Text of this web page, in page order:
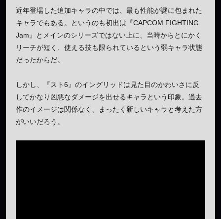
近年登場した追加キャラの中では、最も性能が謎に包まれた
キャラでもある。というのも初出は『CAPCOM FIGHTING
Jam』とメインのシリーズではない上に、当時からとにかく
リーチが短く、使える技も限られているという弱キャラ状態
だったからだ。
しかし、『スト6』のイングリッドは見た目のかわいさに反
してかなり凶悪なダメージを出せるキャラという印象。過去
作のイメージは関係なく、まったく新しいキャラと考えた方
がいいだろう。